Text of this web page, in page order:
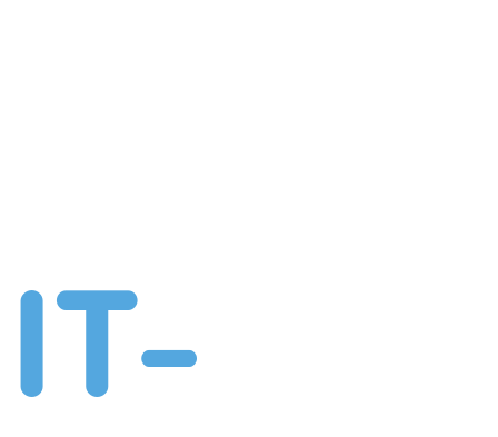
IT-